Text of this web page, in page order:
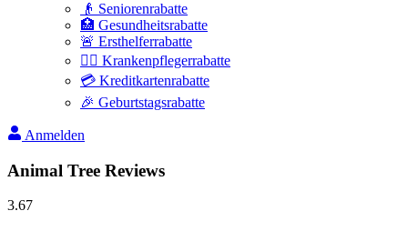
👴 Seniorenrabatte
🏥 Gesundheitsrabatte
🚨 Ersthelferrabatte
👩‍⚕️ Krankenpflegerrabatte
💳 Kreditkartenrabatte
🎉 Geburtstagsrabatte
Anmelden
Animal Tree Reviews
3.67